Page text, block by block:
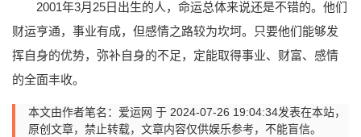
2001年3月25日出生的人，命运总体来说还是不错的。他们
财运亨通，事业有成，但感情之路较为坎坷。只要他们能够发
挥自身的优势，弥补自身的不足，定能取得事业、财富、感情
的全面丰收。
本文由作者笔名：爱运网 于 2024-07-26 19:04:34发表在本站，
原创文章，禁止转载，文章内容仅供娱乐参考，不能盲信。